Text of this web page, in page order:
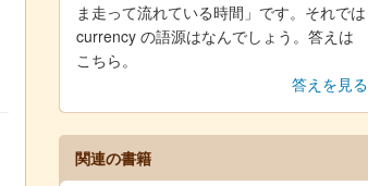
ま走って流れている時間」です。それでは
currency の語源はなんでしょう。答えは
こちら。
答えを見る
関連の書籍